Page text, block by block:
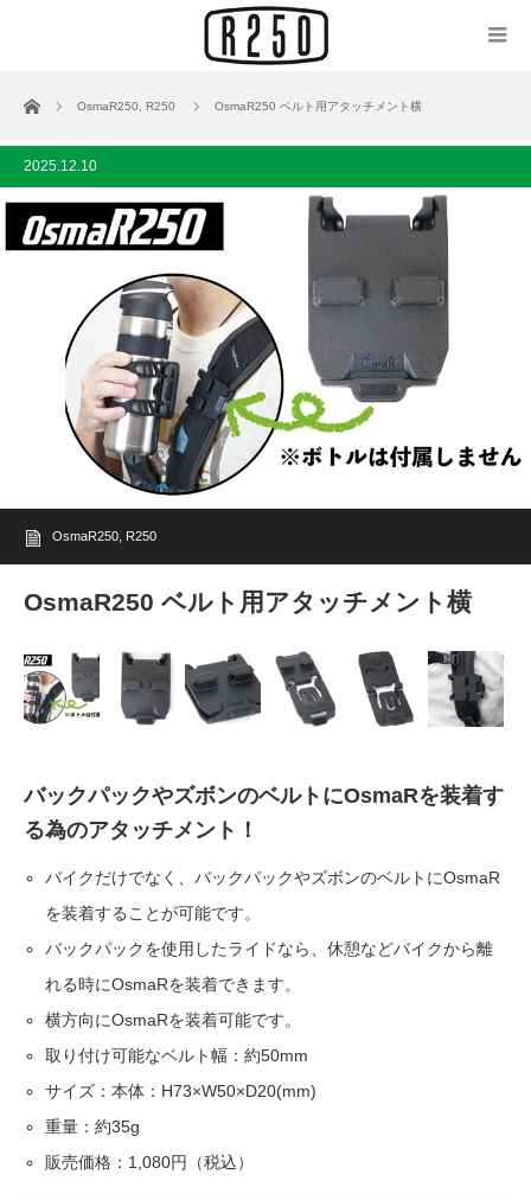
ホーム OsmaR250 R250 OsmaR250 ベルト用アタッチメント横
2025.12.10
OsmaR250 R250
OsmaR250 ベルト用アタッチメント横
バックパックやズボンのベルトにOsmaRを装着す
る為のアタッチメント！
バイクだけでなく、バックパックやズボンのベルトにOsmaR
を装着することが可能です。
バックパックを使用したライドなら、休憩などバイクから離
れる時にOsmaRを装着できます。
横方向にOsmaRを装着可能です。
取り付け可能なベルト幅：約50mm
サイズ：本体：H73×W50×D20(mm)
重量：約35g
販売価格：1,080円（税込）